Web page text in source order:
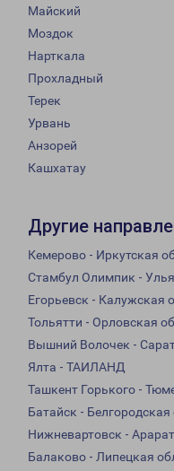
Майский
Моздок
Нарткала
Прохладный
Терек
Урвань
Анзорей
Кашхатау
Другие
Кемерово - Иркутская
Стамбул Олимпик -
Егорьевск - Калужская
Тольятти - Орловская
Вышний Волочек -
Ялта - ТАИЛАНД
Ташкент Горького -
Батайск - Белгородская
Нижневартовск -
Балаково - Липецкая